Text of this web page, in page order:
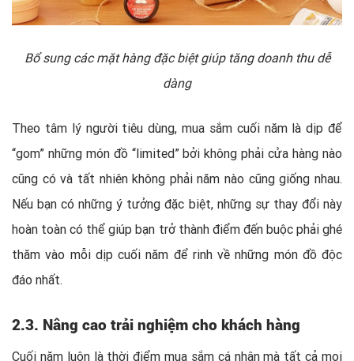
Bổ sung các mặt hàng đặc biệt giúp tăng doanh thu dễ
dàng
Theo tâm lý người tiêu dùng, mua sắm cuối năm là dịp để
“gom” những món đồ “limited” bởi không phải cửa hàng nào
cũng có và tất nhiên không phải năm nào cũng giống nhau.
Nếu bạn có những ý tưởng đặc biệt, những sự thay đổi này
hoàn toàn có thể giúp bạn trở thành điểm đến buộc phải ghé
thăm vào mỗi dịp cuối năm để rinh về những món đồ độc
đáo nhất.
2.3. Nâng cao trải nghiệm cho khách hàng
Cuối năm luôn là thời điểmmua sắm cá nhânmà tất cả mọi